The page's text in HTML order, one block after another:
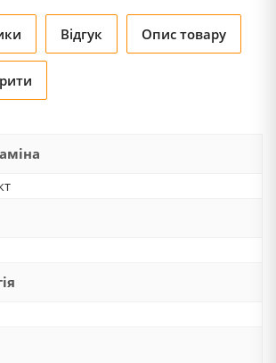
Відгук Опис товару